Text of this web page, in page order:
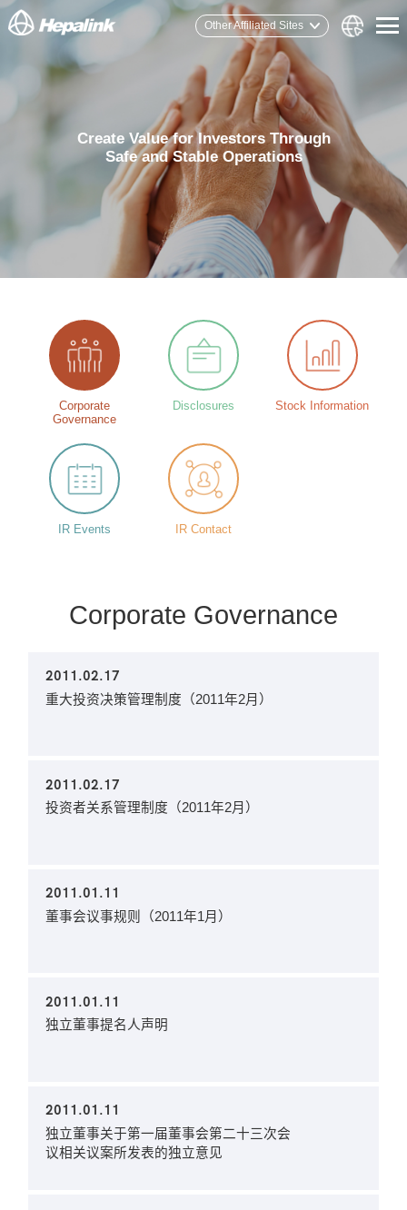
Other Affiliated Sites
Create Value for Investors Through
Safe and Stable Operations
Corporate
Governance
Disclosures Stock Information
IR Events IR Contact
Corporate Governance
2011.02.17
重大投资决策管理制度（2011年2月）
2011.02.17
投资者关系管理制度（2011年2月）
2011.01.11
董事会议事规则（2011年1月）
2011.01.11
独立董事提名人声明
2011.01.11
独立董事关于第一届董事会第二十三次会
议相关议案所发表的独立意见